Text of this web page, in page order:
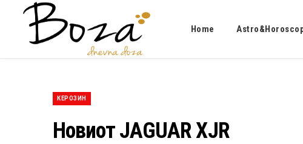
Home
КЕРОЗИН
Новиот JAGUAR XJR